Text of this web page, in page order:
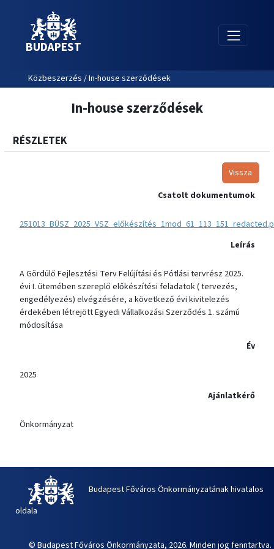
BUDAPEST
Közbeszerzés / In-house szerződések
In-house szerződések
RÉSZLETEK
Vissza
Csatolt dokumentumok
Leírás
A Gördülő Fejlesztési Terv Felújítási és Pótlási tervrész 2025.
évi I. ütemében szereplő előkészítési feladatok ( tervezés,
engedélyezés) elvégzésére, a következő évi kivitelezés
érdekében létrejött Egyedi Vállalkozási Szerződés 1. számú
módosítása
Év
2025
Ajánlatkérő
Önkormányzat
Budapest Főváros Önkormányzatának hivatalos
oldala
© Budapest Főváros Önkormányzata, 2026. Minden jog fenntartva.